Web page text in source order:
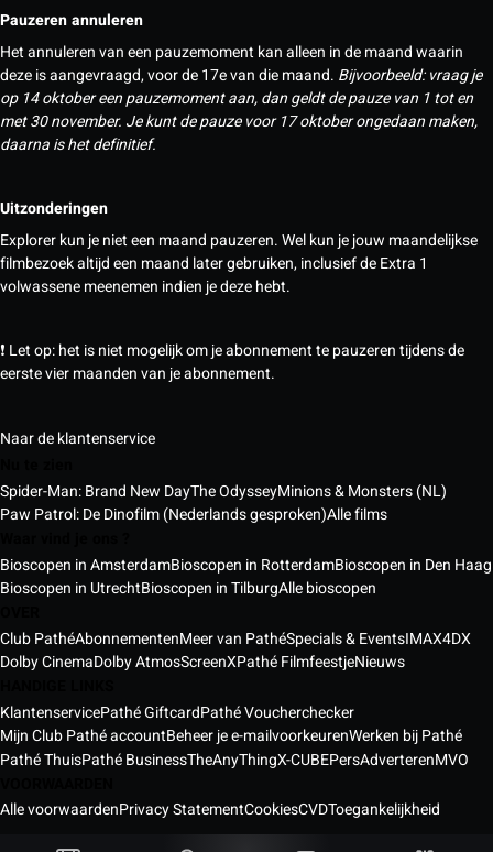
Pauzeren annuleren
Het annuleren van een pauzemoment kan alleen in de maand waarin
deze is aangevraagd, voor de 17e van die maand. Bijvoorbeeld: vraag je
op 14 oktober een pauzemoment aan, dan geldt de pauze van 1 tot en
met 30 november. Je kunt de pauze voor 17 oktober ongedaan maken,
daarna is het definitief.
Uitzonderingen
Explorer kun je niet een maand pauzeren. Wel kun je jouw maandelijkse
filmbezoek altijd een maand later gebruiken, inclusief de Extra 1
volwassene meenemen indien je deze hebt.
❗ Let op: het is niet mogelijk om je abonnement te pauzeren tijdens de
eerste vier maanden van je abonnement.
Naar de klantenservice
Spider-Man: Brand New DayThe OdysseyMinions & Monsters (NL)
Paw Patrol: De Dinofilm (Nederlands gesproken)Alle films
Bioscopen in AmsterdamBioscopen in RotterdamBioscopen in Den Haag
Bioscopen in UtrechtBioscopen in TilburgAlle bioscopen
Club PathéAbonnementenMeer van PathéSpecials & EventsIMAX4DX
Dolby CinemaDolby AtmosScreenXPathé FilmfeestjeNieuws
KlantenservicePathé GiftcardPathé Voucherchecker
Mijn Club Pathé accountBeheer je e-mailvoorkeurenWerken bij Pathé
Pathé ThuisPathé BusinessTheAnyThingX-CUBEPersAdverterenMVO
Alle voorwaardenPrivacy StatementCookiesCVDToegankelijkheid